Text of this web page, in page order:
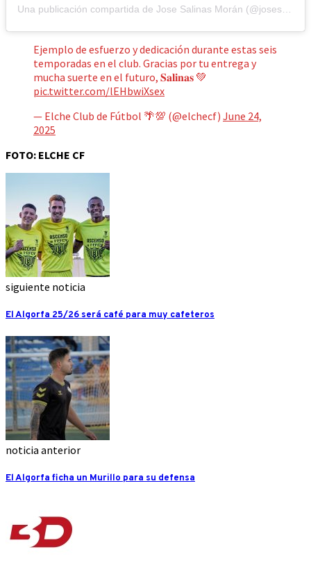
Ejemplo de esfuerzo y dedicación durante estas seis
temporadas en el club. Gracias por tu entrega y
mucha suerte en el futuro, 𝐒𝐚𝐥𝐢𝐧𝐚𝐬 💚
pic.twitter.com/lEHbwiXsex
— Elche Club de Fútbol 🌴💯 (@elchecf) June 24,
2025
FOTO: ELCHE CF
siguiente noticia
El Algorfa 25/26 será café para muy cafeteros
noticia anterior
El Algorfa ficha un Murillo para su defensa